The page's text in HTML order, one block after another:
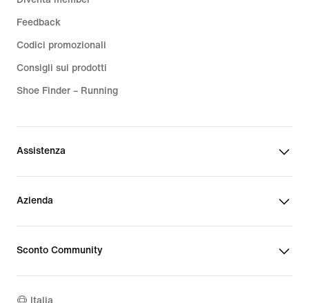
Feedback
Codici promozionali
Consigli sui prodotti
Shoe Finder – Running
Assistenza
Azienda
Sconto Community
Italia